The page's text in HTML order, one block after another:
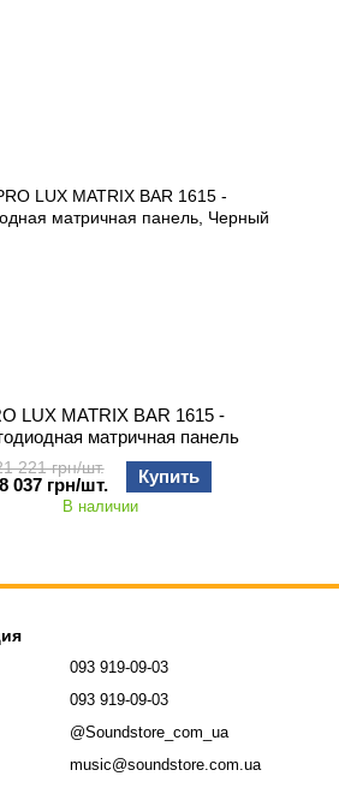
LUX MATRIX BAR 1615 -
матричная панель
221 грн/шт.
037 грн/шт. Купить
В наличии
093 919-09-03
093 919-09-03
@Soundstore_com_ua
music@soundstore.com.ua